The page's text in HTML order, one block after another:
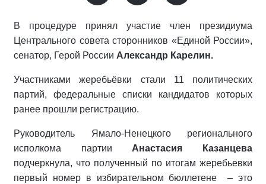
В процедуре принял участие член президиума
Центрального совета сторонников «Единой России»,
сенатор, Герой России Александр Карелин.
Участниками жеребьёвки стали 11 политических
партий, федеральные списки кандидатов которых
ранее прошли регистрацию.
Руководитель Ямало-Ненецкого регионального
исполкома партии Анастасия Казанцева
подчеркнула, что полученный по итогам жеребьевки
первый номер в избирательном бюллетене
– это